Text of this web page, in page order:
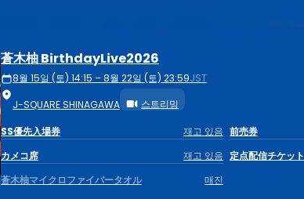
蒼木柚 BirthdayLive2026
8월 15일 (토) 14:15 – 8월 22일 (토) 23:59JST
J-SQUARE SHINAGAWA
스트리밍
SS優先入場券 재고 있음 前売券
カメコ席
재고 있음 定点配信チケット
蒼木柚マイクロファイバータオル
매진